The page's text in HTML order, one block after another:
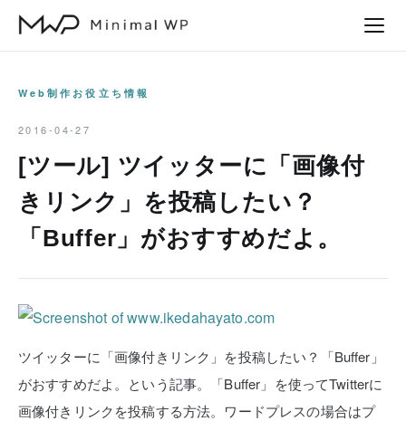
Web制作お役立ち情報
2016-04-27
[ツール] ツイッターに「画像付
きリンク」を投稿したい？
「Buffer」がおすすめだよ。
ツイッターに「画像付きリンク」を投稿したい？「Buffer」
がおすすめだよ。という記事。「Buffer」を使ってTwitterに
画像付きリンクを投稿する方法。ワードプレスの場合はプ